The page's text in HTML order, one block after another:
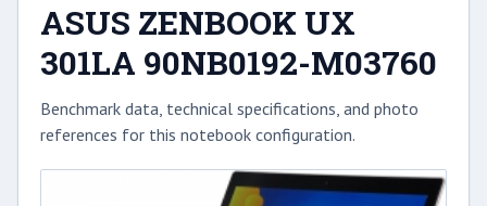
ASUS ZENBOOK UX
301LA 90NB0192-M03760
Benchmark data, technical specifications, and photo
references for this notebook configuration.